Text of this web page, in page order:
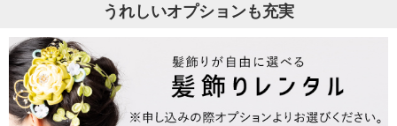
うれしいオプションも充実